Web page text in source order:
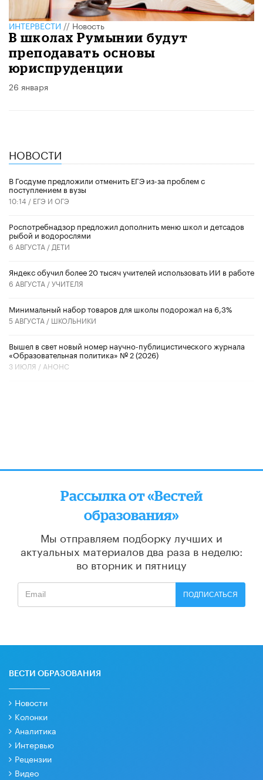
ИНТЕРВЕСТИ//Новость
В школах Румынии будут
преподавать основы
юриспруденции
26 января
НОВОСТИ
В Госдуме предложили отменить ЕГЭ из-за проблем с
поступлением в вузы
10:14 / ЕГЭ И ОГЭ
Роспотребнадзор предложил дополнить меню школ и детсадов
рыбой и водорослями
6 АВГУСТА / ДЕТИ
​Яндекс обучил более 20 тысяч учителей использовать ИИ в работе
6 АВГУСТА /УЧИТЕЛЯ
Минимальный набор товаров для школы подорожал на 6,3%
5 АВГУСТА / ШКОЛЬНИКИ
Вышел в свет новый номер научно-публицистического журнала
«Образовательная политика» № 2 (2026)
3 ИЮЛЯ / АНОНС
Рассылка от «Вестей
образования»
Мы отправляем подборку лучших и
актуальных материалов два раза в неделю:
во вторник и пятницу
ПОДПИСАТЬСЯ
ВЕСТИ ОБРАЗОВАНИЯ
Новости
Колонки
Аналитика
Интервью
Рецензии
Видео